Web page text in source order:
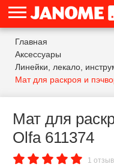
Главная
Аксессуары
Линейки, лекало,
Мат для раскроя и
Мат для
Olfa 611374
1